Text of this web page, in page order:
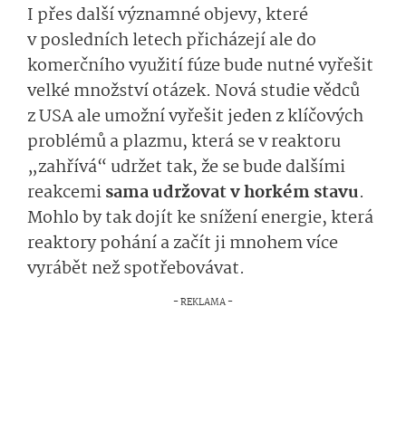
I přes další významné objevy, které
v posledních letech přicházejí ale do
komerčního využití fúze bude nutné vyřešit
velké množství otázek. Nová studie vědců
z USA ale umožní vyřešit jeden z klíčových
problémů a plazmu, která se v reaktoru
„zahřívá“ udržet tak, že se bude dalšími
reakcemisama udržovat v horkém stavu.
Mohlo by tak dojít ke snížení energie, která
reaktory pohání a začít ji mnohem více
vyrábět než spotřebovávat.